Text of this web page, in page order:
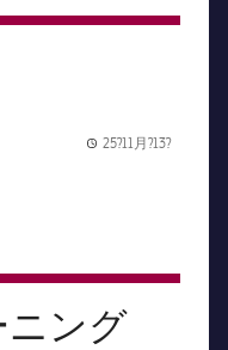
25?11月?13?
ング